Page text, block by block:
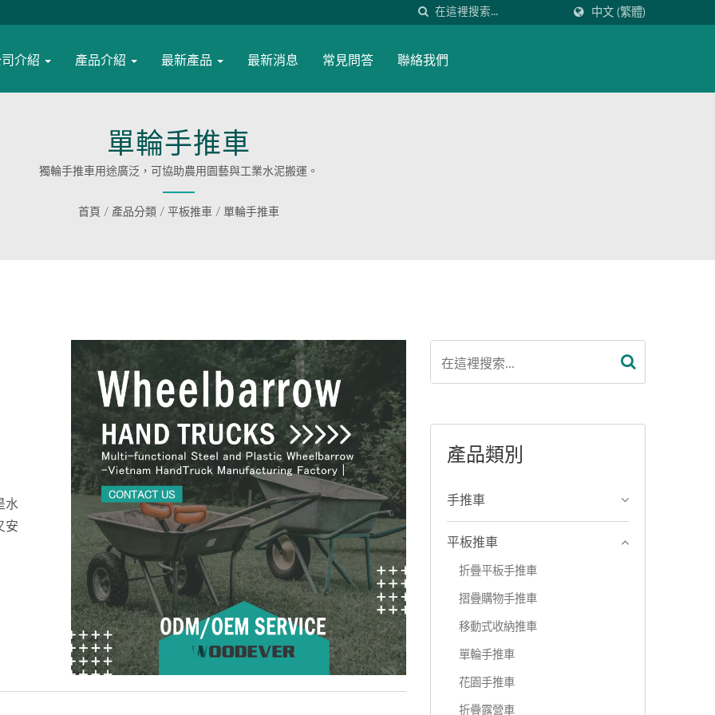
中文 (繁體)
介紹 產品介紹 最新產品 最新消息 常見問答 聯絡我們
單輪手推車
獨輪手推車用途廣泛，可協助農用園藝與工業水泥搬運。
首頁 / 產品分類 / 平板推車 / 單輪手推車
水
安
產品類別
手推車
平板推車
折疊平板手推車
摺疊購物手推車
移動式收納推車
單輪手推車
花園手推車
折疊露營車